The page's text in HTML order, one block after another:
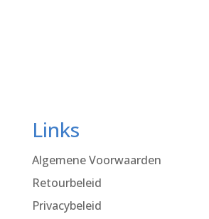
Links
Algemene Voorwaarden
Retourbeleid
Privacybeleid